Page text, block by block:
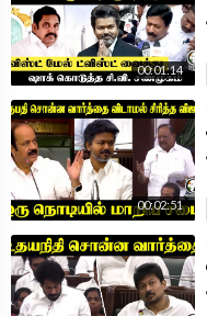
00:01:14
00:02:51